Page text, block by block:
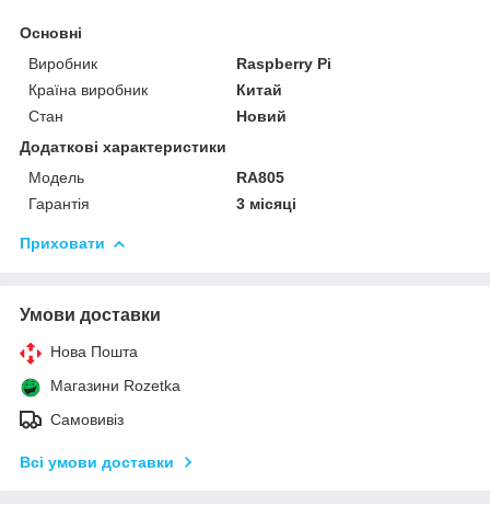
Основні
Виробник
Raspberry Pi
Країна виробник
Китай
Стан
Новий
Додаткові характеристики
Модель
RA805
Гарантія
3 місяці
Приховати
Умови доставки
Нова Пошта
Магазини Rozetka
Самовивіз
Всі умови доставки